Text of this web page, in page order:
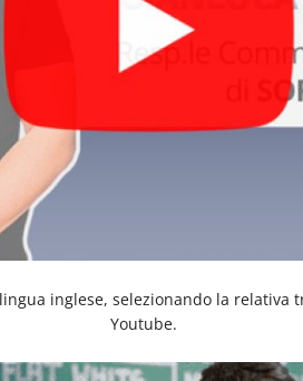
inglese, selezionando la relativa
Youtube.